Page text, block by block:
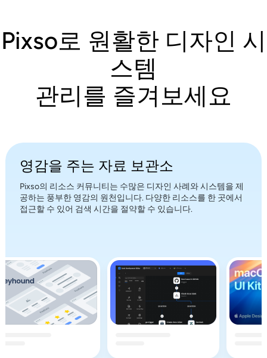
Pixso로 원활한 디자인 시
스템
관리를 즐겨보세요
영감을 주는 자료 보관소
Pixso의 리소스 커뮤니티는 수많은 디자인 사례와 시스템을 제
공하는 풍부한 영감의 원천입니다. 다양한 리소스를 한 곳에서
접근할 수 있어 검색 시간을 절약할 수 있습니다.